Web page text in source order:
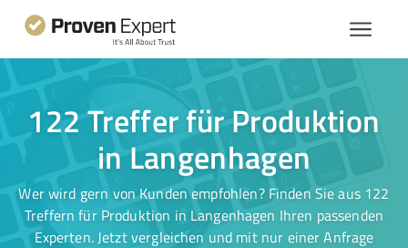
122 Treffer für Produktion
in Langenhagen
Wer wird gern von Kunden empfohlen? Finden Sie aus 122
Treffern für Produktion in Langenhagen Ihren passenden
Experten. Jetzt vergleichen und mit nur einer Anfrage